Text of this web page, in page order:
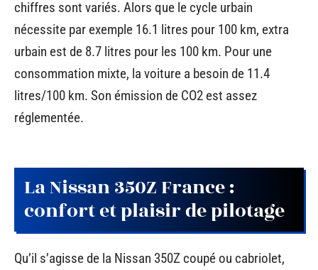
chiffres sont variés. Alors que le cycle urbain
nécessite par exemple 16.1 litres pour 100 km, extra
urbain est de 8.7 litres pour les 100 km. Pour une
consommation mixte, la voiture a besoin de 11.4
litres/100 km. Son émission de CO2 est assez
réglementée.
La Nissan 350Z France :
confort et plaisir de pilotage
Qu’il s’agisse de la Nissan 350Z coupé ou cabriolet,